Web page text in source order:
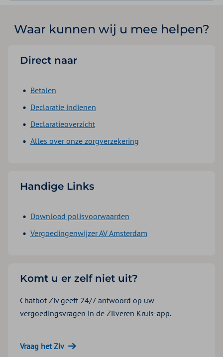
Waar kunnen wij u mee helpen?
Direct naar
Betalen
Declaratie indienen
Declaratieoverzicht
Alles over onze zorgverzekering
Handige Links
Download polisvoorwaarden
Vergoedingenwijzer AV Amsterdam
Komt u er zelf niet uit?
Chatbot Ziv geeft 24/7 antwoord op uw
vergoedingsvragen in de Zilveren Kruis-app.
Vraag het Ziv